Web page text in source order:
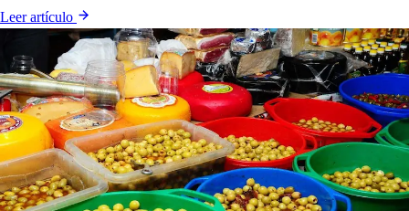
Leer artículo